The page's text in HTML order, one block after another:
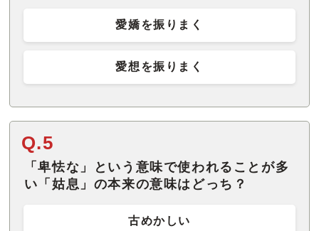
愛嬌を振りまく
愛想を振りまく
Q.5
「卑怯な」という意味で使われることが多
い「姑息」の本来の意味はどっち？
古めかしい